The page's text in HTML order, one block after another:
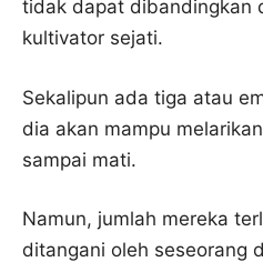
tidak dapat dibandingkan
kultivator sejati.
Sekalipun ada tiga atau
dia akan mampu
sampai mati.
Namun, jumlah mereka
ditangani oleh seseorang